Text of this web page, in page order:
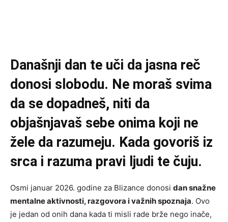
Današnji dan te uči da jasna reč
donosi slobodu. Ne moraš svima
da se dopadneš, niti da
objašnjavaš sebe onima koji ne
žele da razumeju. Kada govoriš iz
srca i razuma pravi ljudi te čuju.
Osmi januar 2026. godine za Blizance donosi dan snažne
mentalne aktivnosti, razgovora i važnih spoznaja. Ovo
je jedan od onih dana kada ti misli rade brže nego inače,